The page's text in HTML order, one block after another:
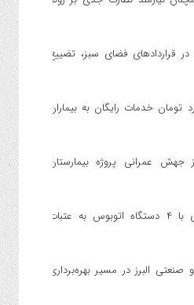
در قراردادهای فضای سبز، تضییع
البرز ۲۰ میلیارد تومان خدمات رایگان به بیماران
جهش عمرانی پروژه بیمارستان
اعزام دانشجو‌معلمان البرزی با ۴ دستگاه اتوبوس به عتبات
البرز در مسیر بهره‌برداری